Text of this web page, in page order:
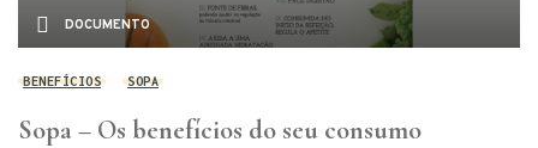
DOCUMENTO
BENEFÍCIOS SOPA
Sopa – Os benefícios do seu consumo